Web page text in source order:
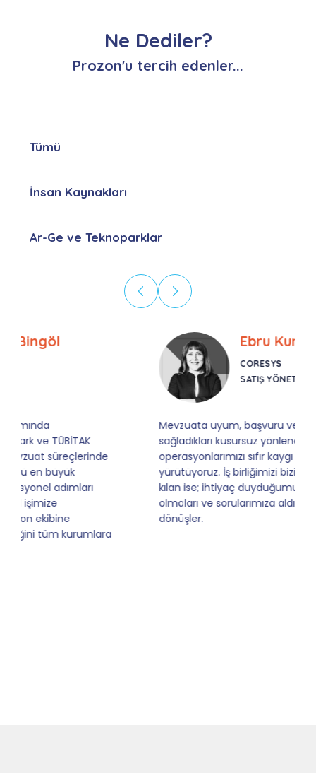
Ne Dediler?
Prozon'u tercih edenler...
Tümü
İnsan Kaynakları
Ar-Ge ve Teknoparklar
Ebru Kural
SATIŞ YÖNETICISI
Mevzuata uyum, başvuru ve izleme adımlarında
sağladıkları kusursuz yönlendirme sayesinde artık
operasyonlarımızı sıfır kaygı ve tam güvenle
yürütüyoruz. İş birliğimizi bizim için asıl değerli
kılan ise; ihtiyaç duyduğumuz her an ulaşılabilir
olmaları ve sorularımıza aldığımız hızlı geri
dönüşler.